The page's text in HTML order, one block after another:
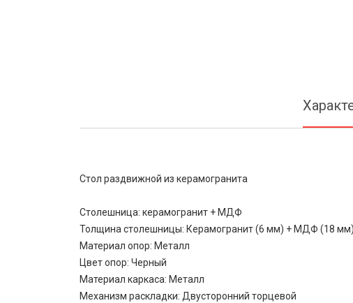
Стол раздвижной из керамогранита
Столешница: керамогранит + МДФ
Толщина столешницы: Керамогранит (6 мм) + МДФ (18 мм)
Материал опор: Металл
Цвет опор: Черный
Материал каркаса: Металл
Механизм раскладки: Двусторонний торцевой